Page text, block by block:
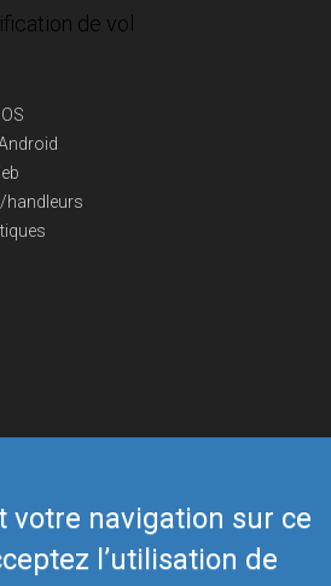
votre navigation sur ce
l’utilisation de
de vol
handleurs
26441835